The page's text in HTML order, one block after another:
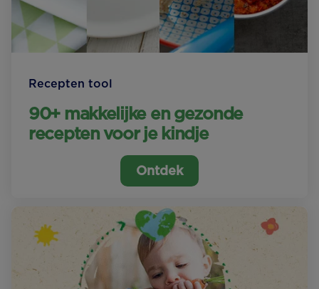
Recepten tool
90+ makkelijke en gezonde
recepten voor je kindje
Ontdek